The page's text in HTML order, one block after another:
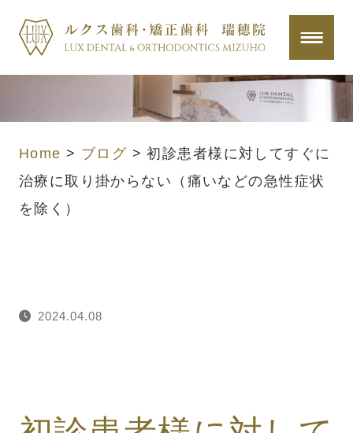
Home > ブログ >初診患者様に対してすぐに
治療に取り掛からない（痛いなどの急性症状
を除く）
2024.04.08